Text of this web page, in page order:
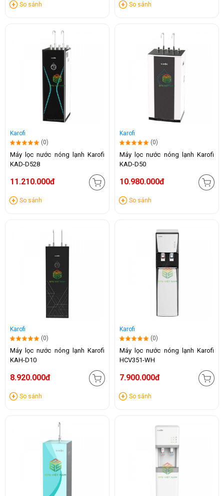
So sánh So sánh
Karofi
(0)
Máy lọc nước nóng lạnh Karofi
KAD-D528
11.210.000đ
So sánh
Karofi
(0)
Máy lọc nước nóng lạnh Karofi
KAD-D50
10.980.000đ
So sánh
Karofi
(0)
Máy lọc nước nóng lạnh Karofi
KAH-D10
8.920.000đ
So sánh
Karofi
(0)
Máy lọc nước nóng lạnh Karofi
HCV351-WH
7.900.000đ
So sánh